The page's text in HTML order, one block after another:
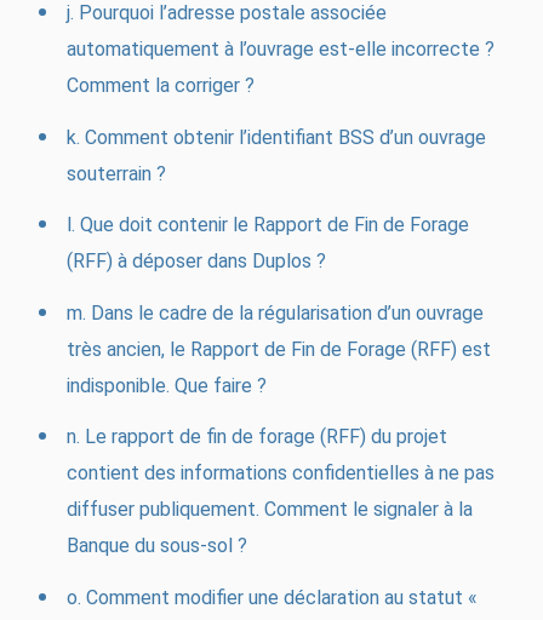
j. Pourquoi l’adresse postale associée
automatiquement à l’ouvrage est-elle incorrecte ?
Comment la corriger ?
k. Comment obtenir l’identifiant BSS d’un ouvrage
souterrain ?
l. Que doit contenir le Rapport de Fin de Forage
(RFF) à déposer dans Duplos ?
m. Dans le cadre de la régularisation d’un ouvrage
très ancien, le Rapport de Fin de Forage (RFF) est
indisponible. Que faire ?
n. Le rapport de fin de forage (RFF) du projet
contient des informations confidentielles à ne pas
diffuser publiquement. Comment le signaler à la
Banque du sous-sol ?
o. Comment modifier une déclaration au statut «